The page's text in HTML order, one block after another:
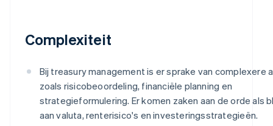
Complexiteit
Bij treasury management is er sprake van complexere
zoals risicobeoordeling, financiële planning en
strategieformulering. Er komen zaken aan de orde als
aan valuta, renterisico's en investeringsstrategieën.